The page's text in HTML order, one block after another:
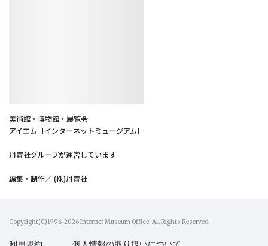
美術館・博物館・展覧会
アイエム［インターネットミュージアム］
丹青社グループが運営しています
編集・制作／ (株)丹青社
Copyright(C)1996-2026 Internet Museum Office. All Rights Reserved